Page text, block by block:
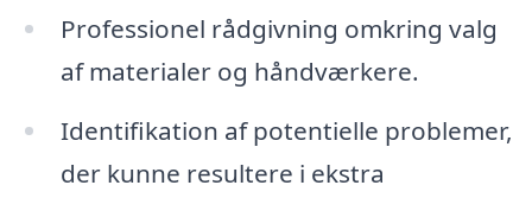
Professionel rådgivning omkring valg
af materialer og håndværkere.
Identifikation af potentielle problemer,
der kunne resultere i ekstra